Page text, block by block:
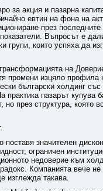
за акция и пазарна
евтин на фона на
през
Въпросът е
групи, които успяха да
на
промени изцяло
български холдинг
практика пазарът купува
но през структура, която
поставя значителен
ограничен
недоверие към
Компанията вече не
изглежда такава.